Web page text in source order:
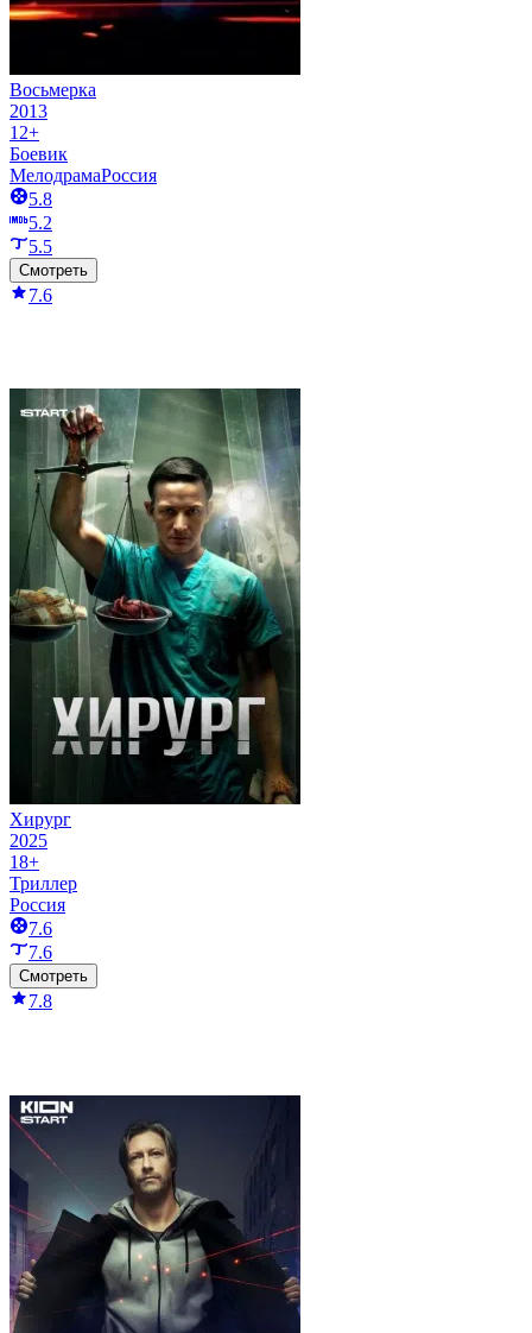
Восьмерка
2013
12+
Боевик
МелодрамаРоссия
5.8
5.2
5.5
Смотреть
7.6
Хирург
2025
18+
Триллер
Россия
7.6
7.6
Смотреть
7.8